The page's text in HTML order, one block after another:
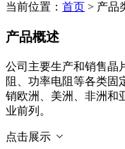
当前位置： 首页 > 产品
产品概述
公司主要生产和销售晶
阻、功率电阻等各类固
销欧洲、美洲、非洲和
业前列。
点击展示